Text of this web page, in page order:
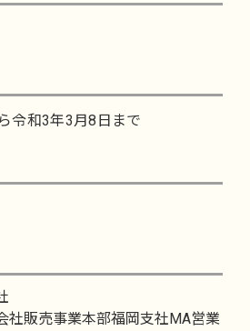
令和3年3月8日まで
社販売事業本部福岡支社MA営業